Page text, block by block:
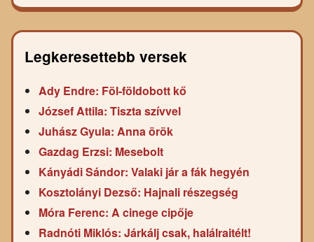
Legkeresettebb versek
Ady Endre: Föl-földobott kő
József Attila: Tiszta szívvel
Juhász Gyula: Anna örök
Gazdag Erzsi: Mesebolt
Kányádi Sándor: Valaki jár a fák hegyén
Kosztolányi Dezső: Hajnali részegség
Móra Ferenc: A cinege cipője
Radnóti Miklós: Járkálj csak, halálraitélt!